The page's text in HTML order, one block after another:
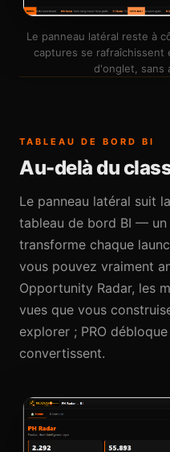
Le panneau latéral reste à
captures se
d'onglet, sans
TABLEAU DE BORD BI
Au-delà du
Le panneau latéral suit
tableau de bord BI —
transforme chaque
vous pouvez vraiment
Opportunity Radar, les
vues que vous
explorer ; PRO
convertissent.